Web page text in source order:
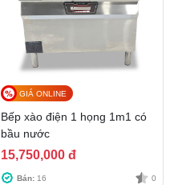
GIÁ ONLINE
Bếp xào điện 1 họng 1m1 có
bầu nước
15,750,000 đ
Bán: 16 0